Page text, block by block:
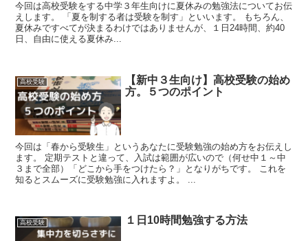
今回は高校受験をする中学３年生向けに夏休みの勉強法についてお伝
えします。 「夏を制する者は受験を制す」といいます。 もちろん、
夏休みですべてが決まるわけではありませんが、１日24時間、約40
日、自由に使える夏休み...
高校受験
【新中３生向け】高校受験の始め
方。５つのポイント
今回は「春から受験生」というあなたに受験勉強の始め方をお伝えし
ます。 定期テストと違って、入試は範囲が広いので（何せ中１～中
３まで全部）「どこから手をつけたら？」となりがちです。 これを
知るとスムーズに受験勉強に入れますよ。 ...
高校受験 １日10時間勉強する方法